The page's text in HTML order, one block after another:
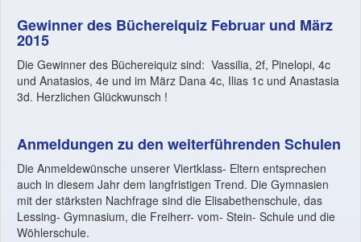
Gewinner des Büchereiquiz Februar und März
2015
Die Gewinner des Büchereiquiz sind: Vassilia, 2f, Pinelopi, 4c
und Anatasios, 4e und im März Dana 4c, Ilias 1c und Anastasia
3d. Herzlichen Glückwunsch !
Anmeldungen zu den weiterführenden Schulen
Die Anmeldewünsche unserer Viertklass- Eltern entsprechen
auch in diesem Jahr dem langfristigen Trend. Die Gymnasien
mit der stärksten Nachfrage sind die Elisabethenschule, das
Lessing- Gymnasium, die Freiherr- vom- Stein- Schule und die
Wöhlerschule.